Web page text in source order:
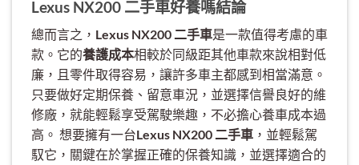
Lexus NX200 二手車好養嗎結論
總而言之， Lexus NX200 二手車是一款值得考慮的車
款。它的養護成本相較於同級距其他車款來說相對低
廉，且零件取得容易，讓許多車主都感到相當滿意。
只要做好定期保養、留意車況，並選擇信譽良好的維
修廠，就能輕鬆享受駕駛樂趣，不必擔心養車成本過
高。 想要擁有一台Lexus NX200 二手車 ，並輕鬆駕
馭它，關鍵在於掌握正確的保養知識，並選擇適合的